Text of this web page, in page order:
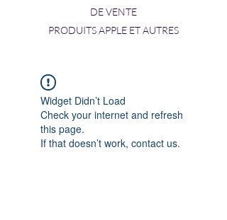
DE VENTE
PRODUITS APPLE ET AUTRES
Widget Didn’t Load
Check your internet and refresh
this page.
If that doesn’t work, contact us.